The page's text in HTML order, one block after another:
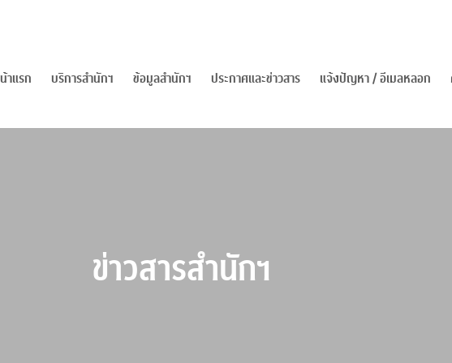
าแรก บริการสำนักฯ ข้อมูลสำนักฯ ประกาศและข่าวสาร แจ้งปัญหา / อีเมลหลอก
ข่าวสารสำนักฯ